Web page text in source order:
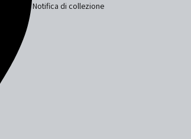
Notifica di collezione